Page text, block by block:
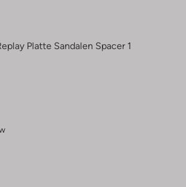
Platte Sandalen Spacer 1